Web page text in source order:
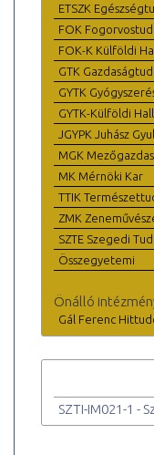
ETSZK
FOK
FOK-K Külföldi
GTK
GYTK
GYTK-Külföldi
JGYPK Juhász
MGK
MK Mérnöki Kar
TTIK
ZMK
SZTE Szegedi
Összegyetemi
Önálló
Gál Ferenc
SZTI-IM021-1 -